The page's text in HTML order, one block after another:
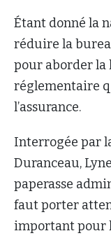
Étant donné la
réduire la
pour aborder
réglementaire
l’assurance.
Interrogée par
Duranceau,
paperasse
faut porter
important pour